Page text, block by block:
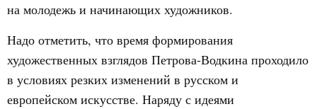
на молодежь и начинающих художников.
Надо отметить, что время формирования
художественных взглядов Петрова-Водкина проходило
в условиях резких изменений в русском и
европейском искусстве. Наряду с идеями